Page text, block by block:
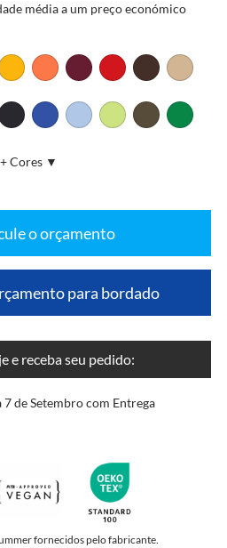
média a um preço económico
+ Cores ▼
o orçamento
para bordado
e receba seu pedido:
de Setembro com Entrega
fornecidos pelo fabricante.